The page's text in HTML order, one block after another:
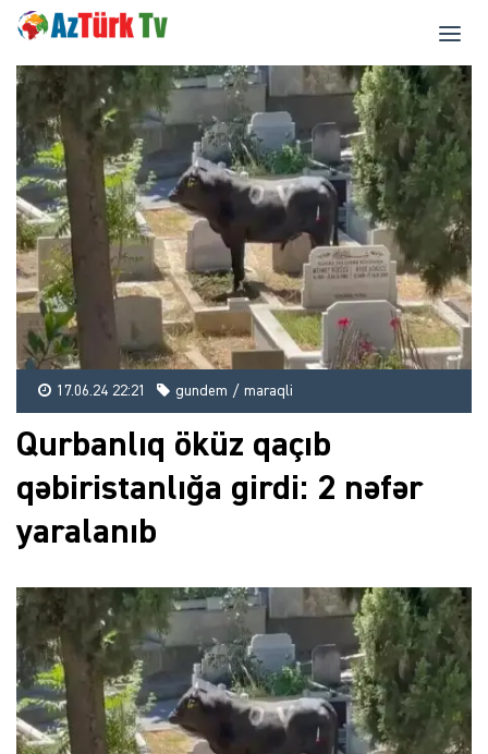
17.06.24 22:21 gundem / maraqli
Qurbanlıq öküz qaçıb
qəbiristanlığa girdi: 2 nəfər
yaralanıb